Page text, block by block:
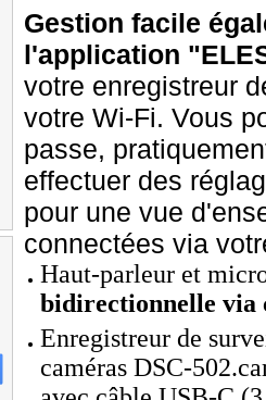
Gestion facile
l'application
votre enregistreur
votre Wi-Fi. Vous
passe,
effectuer des
pour une vue
connectées via
Haut-parleur et
bidirectionnelle via
Enregistreur de
caméras DSC-